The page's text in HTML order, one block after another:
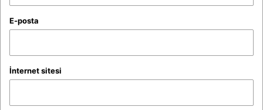
E-posta
İnternet sitesi